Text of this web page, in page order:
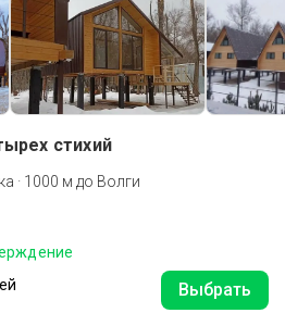
стихий
· 1000 м до Волги
Выбрать